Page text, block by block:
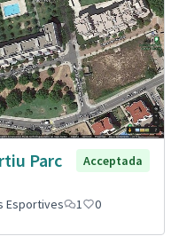
Parc
Acceptada
Esportives 1 0